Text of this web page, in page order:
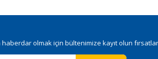
olmak için bültenimize kayıt olun